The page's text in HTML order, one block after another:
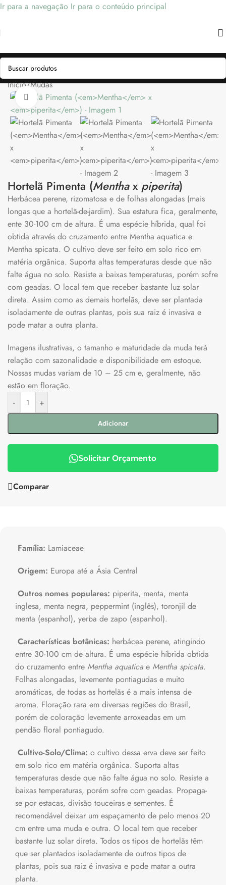
Ir para a navegação Ir para o conteúdo principal
Início/Mudas
Clique para ampliar
Hortelã Pimenta (Menthax piperita)
Herbácea perene, rizomatosa e de folhas alongadas (mais
longas que a hortelã-de-jardim). Sua estatura fica, geralmente,
ente 30-100 cm de altura. É uma espécie híbrida, qual foi
obtida através do cruzamento entre Mentha aquatica e
Mentha spicata. O cultivo deve ser feito em solo rico em
matéria orgânica. Suporta altas temperaturas desde que não
falte água no solo. Resiste a baixas temperaturas, porém sofre
com geadas. O local tem que receber bastante luz solar
direta. Assim como as demais hortelãs, deve ser plantada
isoladamente de outras plantas, pois sua raiz é invasiva e
pode matar a outra planta.
Imagens ilustrativas, o tamanho e maturidade da muda terá
relação com sazonalidade e disponibilidade em estoque.
Nossas mudas variam de 10 – 25 cm e, geralmente, não
estão em floração.
-
+
Adicionar
Solicitar Orçamento
Comparar
Família: Lamiaceae
Origem: Europa até a Ásia Central
Outros nomes populares: piperita, menta, menta
inglesa, menta negra, peppermint (inglês), toronjil de
menta (espanhol), yerba de zapo (espanhol).
Características botânicas: herbácea perene, atingindo
entre 30-100 cm de altura. É uma espécie híbrida obtida
do cruzamento entre Mentha aquatica e Mentha spicata.
Folhas alongadas, levemente pontiagudas e muito
aromáticas, de todas as hortelãs é a mais intensa de
aroma. Floração rara em diversas regiões do Brasil,
porém de coloração levemente arroxeadas em um
pendão floral pontiagudo.
Cultivo-Solo/Clima: o cultivo dessa erva deve ser feito
em solo rico em matéria orgânica. Suporta altas
temperaturas desde que não falte água no solo. Resiste a
baixas temperaturas, porém sofre com geadas. Propaga-
se por estacas, divisão touceiras e sementes. É
recomendável deixar um espaçamento de pelo menos 20
cm entre uma muda e outra. O local tem que receber
bastante luz solar direta. Todos os tipos de hortelãs têm
que ser plantados isoladamente de outros tipos de
plantas, pois sua raiz é invasiva e pode matar a outra
planta.